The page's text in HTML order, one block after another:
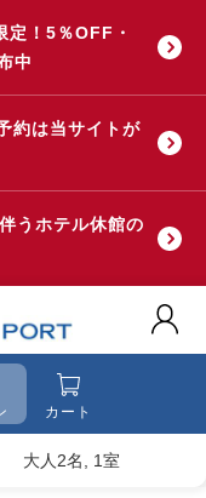
定！5％OFF・
中
約は当サイトが
うホテル休館の
カート
大人2名, 1室